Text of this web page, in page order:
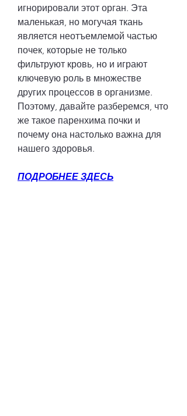
игнорировали этот орган. Эта
маленькая, но могучая ткань
является неотъемлемой частью
почек, которые не только
фильтруют кровь, но и играют
ключевую роль в множестве
других процессов в организме.
Поэтому, давайте разберемся, что
же такое паренхима почки и
почему она настолько важна для
нашего здоровья.
ПОДРОБНЕЕ ЗДЕСЬ